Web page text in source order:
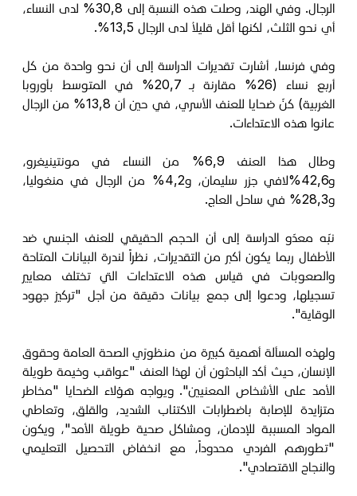
الرجال. وفي الهند، وصلت هذه النسبة إلى 30,8% لدى النساء،
أي نحو الثلث، لكنها أقل قليلاُ لدى الرجال 13,5%.
وفي فرنسا، أشارت تقديرات الدراسة إلى أن نحو واحدة من كل
أربع نساء (26% مقارنة بـ 20,7% في المتوسط بأوروبا
الغربية) كنّ ضحايا للعنف الأسري، في حين أن 13,8% من الرجال
عانوا هذه الاعتداءات.
وطال هذا العنف 6,9% من النساء في مونتينيغرو،
و42,6%لافي جزر سليمان، و4,2% من الرجال في منغوليا،
و28,3% في ساحل العاج.
نبّه معدّو الدراسة إلى أن الحجم الحقيقي للعنف الجنسي ضد
الأطفال ربما يكون أكبر من التقديرات، نظراً لندرة البيانات المتاحة
والصعوبات في قياس هذه الاعتداءات التي تختلف معايير
تسجيلها، ودعوا إلى جمع بيانات دقيقة من أجل "تركيز جهود
الوقاية".
ولهذه المسألة أهمية كبيرة من منظورَي الصحة العامة وحقوق
الإنسان، حيث أكد الباحثون أن لهذا العنف "عواقب وخيمة طويلة
الأمد على الأشخاص المعنيين". ويواجه هؤلاء الضحايا "مخاطر
متزايدة للإصابة باضطرابات الاكتئاب الشديد، والقلق، وتعاطي
المواد المسببة للإدمان، ومشاكل صحية طويلة الأمد"، ويكون
"تطورهم الفردي محدوداً، مع انخفاض التحصيل التعليمي
والنجاح الاقتصادي".